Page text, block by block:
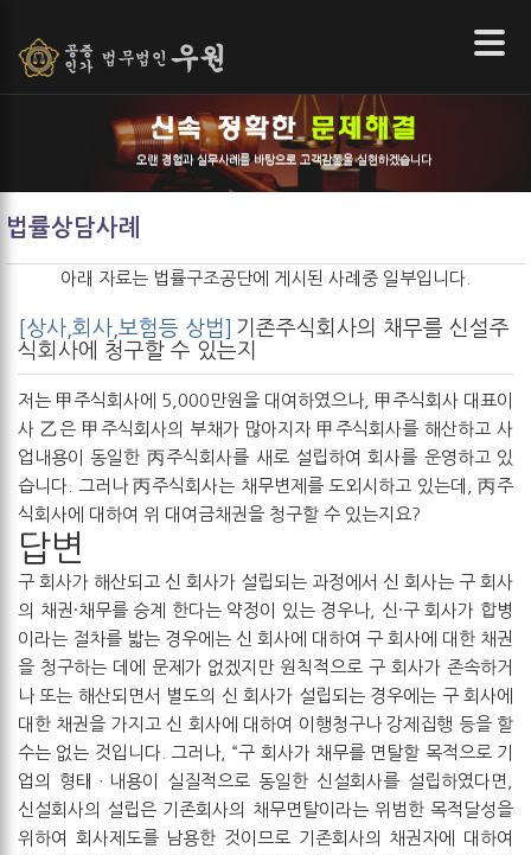
오랜 경험과 실무사례를 바탕으로 고객감동을 실현하겠습니다
법률상담사례
아래 자료는 법률구조공단에 게시된 사례중 일부입니다.
[상사,회사,보험등 상법] 기존주식회사의 채무를 신설주
식회사에 청구할 수 있는지
저는 甲주식회사에 5,000만원을 대여하였으나, 甲주식회사 대표이
사 乙은 甲주식회사의 부채가 많아지자 甲주식회사를 해산하고 사
업내용이 동일한 丙주식회사를 새로 설립하여 회사를 운영하고 있
습니다. 그러나 丙주식회사는 채무변제를 도외시하고 있는데, 丙주
식회사에 대하여 위 대여금채권을 청구할 수 있는지요?
답변
구 회사가 해산되고 신 회사가 설립되는 과정에서 신 회사는 구 회사
의 채권·채무를 승계 한다는 약정이 있는 경우나, 신·구 회사가 합병
이라는 절차를 밟는 경우에는 신 회사에 대하여 구 회사에 대한 채권
을 청구하는 데에 문제가 없겠지만 원칙적으로 구 회사가 존속하거
나 또는 해산되면서 별도의 신 회사가 설립되는 경우에는 구 회사에
대한 채권을 가지고 신 회사에 대하여 이행청구나 강제집행 등을 할
수는 없는 것입니다. 그러나, “구 회사가 채무를 면탈할 목적으로 기
업의 형태ㆍ내용이 실질적으로 동일한 신설회사를 설립하였다면,
신설회사의 설립은 기존회사의 채무면탈이라는 위범한 목적달성을
위하여 회사제도를 남용한 것이므로 기존회사의 채권자에 대하여